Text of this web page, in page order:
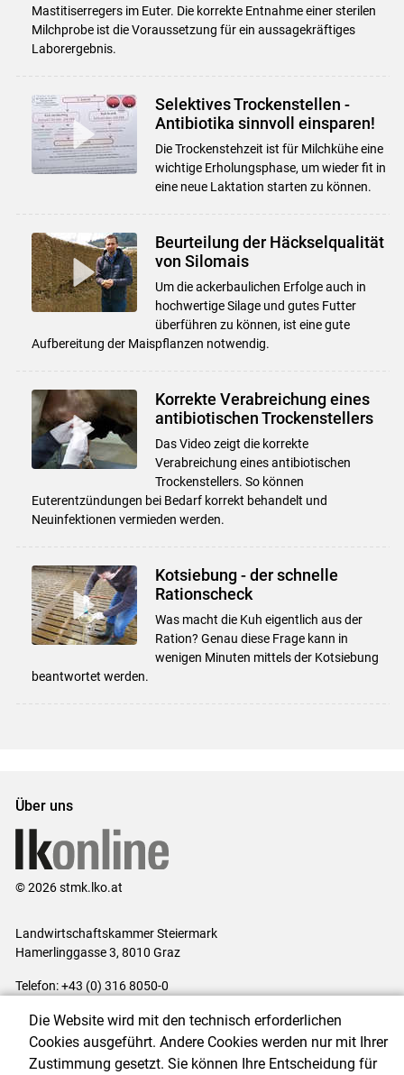
Mastitiserregers im Euter. Die korrekte Entnahme einer sterilen
Milchprobe ist die Voraussetzung für ein aussagekräftiges
Laborergebnis.
Selektives Trockenstellen -
Antibiotika sinnvoll einsparen!
Die Trockenstehzeit ist für Milchkühe eine
wichtige Erholungsphase, um wieder fit in
eine neue Laktation starten zu können.
Beurteilung der Häckselqualität
von Silomais
Um die ackerbaulichen Erfolge auch in
hochwertige Silage und gutes Futter
überführen zu können, ist eine gute
Aufbereitung der Maispflanzen notwendig.
Korrekte Verabreichung eines
antibiotischen Trockenstellers
Das Video zeigt die korrekte
Verabreichung eines antibiotischen
Trockenstellers. So können
Euterentzündungen bei Bedarf korrekt behandelt und
Neuinfektionen vermieden werden.
Kotsiebung - der schnelle
Rationscheck
Was macht die Kuh eigentlich aus der
Ration? Genau diese Frage kann in
wenigen Minuten mittels der Kotsiebung
beantwortet werden.
Über uns
© 2026 stmk.lko.at
Landwirtschaftskammer Steiermark
Hamerlinggasse 3, 8010 Graz
Telefon: +43 (0) 316 8050-0
Impressum|Kontakt|Datenschutzerklärung|Barrierefreiheit|
Cookie-Einstellungen
Die Website wird mit den technisch erforderlichen
Cookies ausgeführt. Andere Cookies werden nur mit Ihrer
Zustimmung gesetzt. Sie können Ihre Entscheidung für